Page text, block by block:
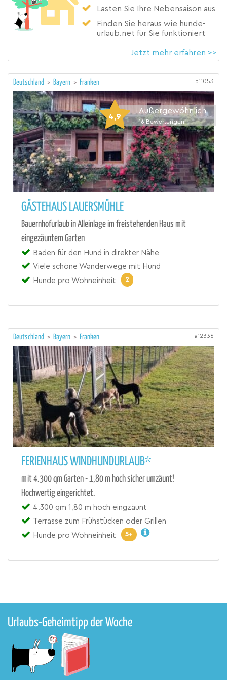
Lasten Sie Ihre Nebensaison aus
Finden Sie heraus wie hunde-
urlaub.net für Sie funktioniert
Jetzt mehr erfahren >>
Deutschland > Bayern > Franken a11053
4,9
Außergewöhnlich
16 Bewertungen
GÄSTEHAUS LAUERSMÜHLE
Bauernhofurlaub in Alleinlage im freistehenden Haus mit
eingezäuntem Garten
Baden für den Hund in direkter Nähe
Viele schöne Wanderwege mit Hund
Hunde pro Wohneinheit
2
Deutschland > Bayern > Franken a12336
FERIENHAUS WINDHUNDURLAUB*
mit 4.300 qm Garten - 1,80 m hoch sicher umzäunt!
Hochwertig eingerichtet.
4.300 qm 1,80 m hoch eingzäunt
Terrasse zum Frühstücken oder Grillen
Hunde pro Wohneinheit
5+
Urlaubs-Geheimtipp der Woche